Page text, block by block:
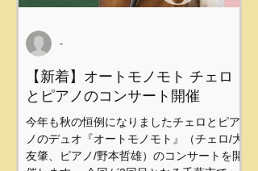
【新着】オートモノモト チェロ
とピアノのコンサート開催
今年も秋の恒例になりましたチェロとピア
ノのデュオ『オートモノモト』（チェロ/大
友肇、ピアノ/野本哲雄）のコンサートを開
-